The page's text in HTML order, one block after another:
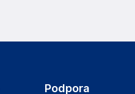
Podpora